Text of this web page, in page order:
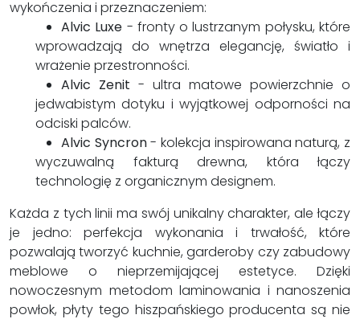
wykończenia i przeznaczeniem:
Alvic Luxe - fronty o lustrzanym połysku, które
wprowadzają do wnętrza elegancję, światło i
wrażenie przestronności.
Alvic Zenit - ultra matowe powierzchnie o
jedwabistym dotyku i wyjątkowej odporności na
odciski palców.
Alvic Syncron- kolekcja inspirowana naturą, z
wyczuwalną fakturą drewna, która łączy
technologię z organicznym designem.
Każda z tych linii ma swój unikalny charakter, ale łączy
je jedno: perfekcja wykonania i trwałość, które
pozwalają tworzyć kuchnie, garderoby czy zabudowy
meblowe o nieprzemijającej estetyce. Dzięki
nowoczesnym metodom laminowania i nanoszenia
powłok, płyty tego hiszpańskiego producenta są nie